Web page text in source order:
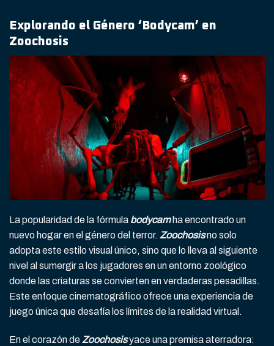
Explorando el Género ‘Bodycam’ en
Zoochosis
La popularidad de la fórmula bodycam ha encontrado un
nuevo hogar en el género del terror. Zoochosisno solo
adopta este estilo visual único, sino que lo lleva al siguiente
nivel al sumergir a los jugadores en un entorno zoológico
donde las criaturas se convierten en verdaderas pesadillas.
Este enfoque cinematográfico ofrece una experiencia de
juego única que desafía los límites de la realidad virtual.
En el corazón deZoochosisyace una premisa aterradora: